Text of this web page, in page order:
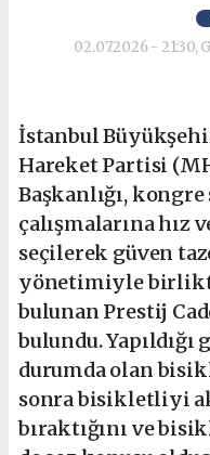
02.07.2026 - 21:30,
İstanbul
Hareket Partisi
Başkanlığı,
çalışmalarına hız
seçilerek güven
yönetimiyle
bulunan Prestij
bulundu. Yapıldığı
durumda olan
sonra bisikletliyi
bıraktığını ve